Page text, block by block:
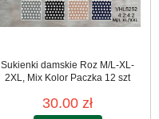
Sukienki damskie Roz M/L-XL-
2XL, Mix Kolor Paczka 12 szt
30.00 zł